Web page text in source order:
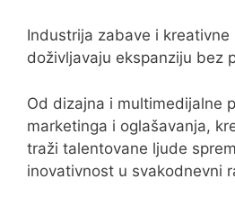
Industrija zabave i kreativne
doživljavaju ekspanziju bez
Od dizajna i multimedijalne
marketinga i oglašavanja,
traži talentovane ljude
inovativnost u svakodnevni